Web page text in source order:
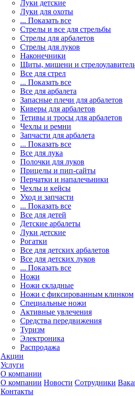
Луки детские
Луки для охоты
... Показать все
Стрелы и все для стрельбы
Стрелы для арбалетов
Стрелы для луков
Наконечники
Щиты, мишени и
Все для стрел
... Показать все
Все для арбалета
Запасные плечи для арбалетов
Киверы для арбалетов
Тетивы и тросы для арбалетов
Чехлы и ремни
Запчасти для арбалета
... Показать все
Все для лука
Полочки для луков
Прицелы и пип-сайты
Перчатки и напалечьники
Чехлы и кейсы
Уход и запчасти
... Показать все
Все для детей
Детские арбалеты
Луки детские
Рогатки
Все для детских арбалетов
Все для детских луков
... Показать все
Ножи
Ножи складные
Ножи с фиксированным клинком
Специальные ножи
Активные увлечения
Средства передвижения
Туризм
Электроника
Распродажа
Акции
Услуги
О компании
О компании Новости Сотрудники
Контакты